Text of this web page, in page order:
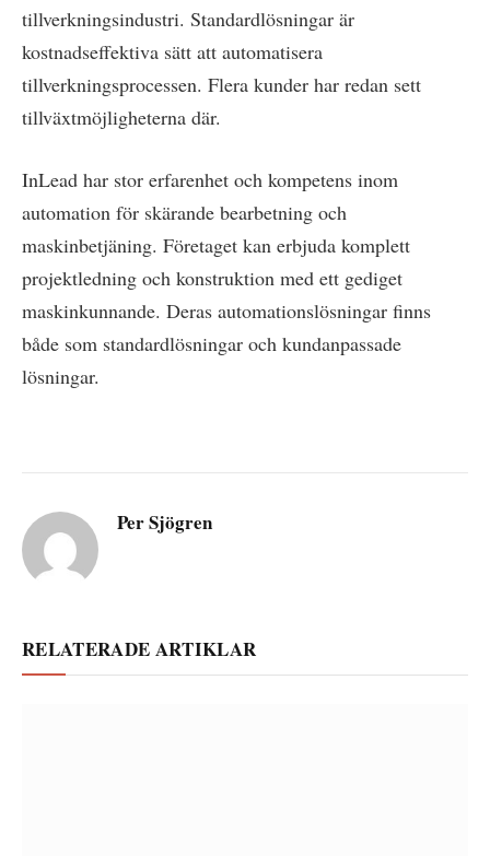
tillverkningsindustri. Standardlösningar är
kostnadseffektiva sätt att automatisera
tillverkningsprocessen. Flera kunder har redan sett
tillväxtmöjligheterna där.
InLead har stor erfarenhet och kompetens inom
automation för skärande bearbetning och
maskinbetjäning. Företaget kan erbjuda komplett
projektledning och konstruktion med ett gediget
maskinkunnande. Deras automationslösningar finns
både som standardlösningar och kundanpassade
lösningar.
Per Sjögren
RELATERADE ARTIKLAR